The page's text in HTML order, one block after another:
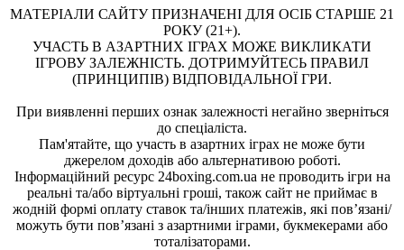
МАТЕРІАЛИ САЙТУ ПРИЗНАЧЕНІ ДЛЯ ОСІБ СТАРШЕ 21
РОКУ (21+).
УЧАСТЬ В АЗАРТНИХ ІГРАХ МОЖЕ ВИКЛИКАТИ
ІГРОВУ ЗАЛЕЖНІСТЬ. ДОТРИМУЙТЕСЬ ПРАВИЛ
(ПРИНЦИПІВ) ВІДПОВІДАЛЬНОЇ ГРИ.
При виявленні перших ознак залежності негайно зверніться
до спеціаліста.
Пам'ятайте, що участь в азартних іграх не може бути
джерелом доходів або альтернативою роботі.
Інформаційний ресурс 24boxing.com.ua не проводить ігри на
реальні та/або віртуальні гроші, також сайт не приймає в
жодній формі оплату ставок та/інших платежів, які пов’язані/
можуть бути пов’язані з азартними іграми, букмекерами або
тоталізаторами.